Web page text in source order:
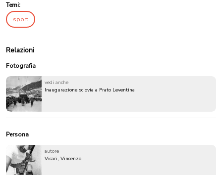
Temi:
sport
Relazioni
Fotografia
vedi anche
Inaugurazione sciovia a Prato Leventina
Persona
autore
Vicari, Vincenzo